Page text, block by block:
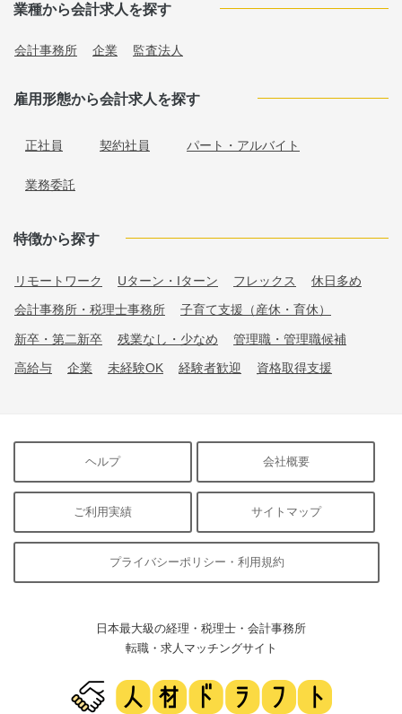
業種から会計求人を探す
会計事務所 企業 監査法人
雇用形態から会計求人を探す
正社員 契約社員 パート・アルバイト
業務委託
特徴から探す
リモートワーク Uターン・Iターン フレックス 休日多め
会計事務所・税理士事務所 子育て支援（産休・育休）
新卒・第二新卒 残業なし・少なめ 管理職・管理職候補
高給与 企業 未経験OK 経験者歓迎 資格取得支援
ヘルプ 会社概要
ご利用実績 サイトマップ
プライバシーポリシー・利用規約
日本最大級の経理・税理士・会計事務所
転職・求人マッチングサイト